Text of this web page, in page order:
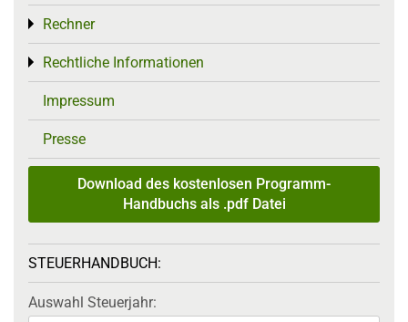
Rechner
Toggle menu
Rechtliche Informationen
Toggle menu
Impressum
Presse
Download des kostenlosen Programm-
Handbuchs als .pdf Datei
STEUERHANDBUCH:
Auswahl Steuerjahr: